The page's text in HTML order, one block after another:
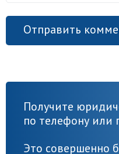
Получите
по телефону или
Это совершенно